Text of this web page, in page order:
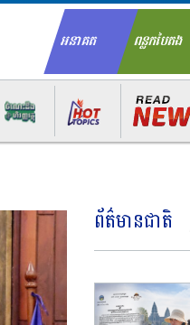
អនាគត ពន្លកបៃតង
Search for:
ព័ត៌មានជាតិ